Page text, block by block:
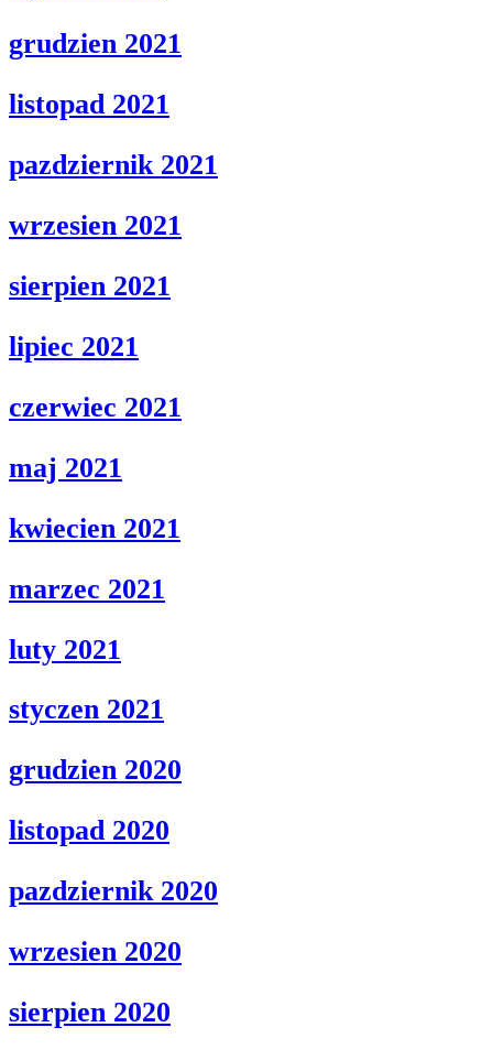
grudzien 2021
listopad 2021
pazdziernik 2021
wrzesien 2021
sierpien 2021
lipiec 2021
czerwiec 2021
maj 2021
kwiecien 2021
marzec 2021
luty 2021
styczen 2021
grudzien 2020
listopad 2020
pazdziernik 2020
wrzesien 2020
sierpien 2020